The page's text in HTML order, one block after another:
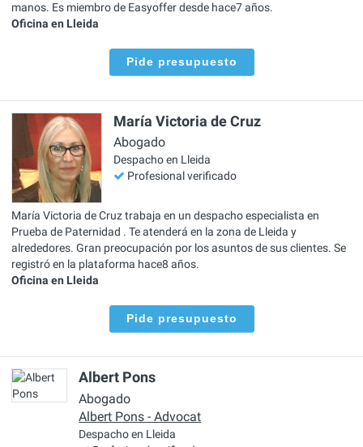
manos. Es miembro de Easyoffer desde hace7 años.
Oficina en Lleida
Pide presupuesto
María Victoria de Cruz
Abogado
Despacho en Lleida
Profesional verificado
María Victoria de Cruz trabaja en un despacho especialista en
Prueba de Paternidad . Te atenderá en la zona de Lleida y
alrededores. Gran preocupación por los asuntos de sus clientes. Se
registró en la plataforma hace8 años.
Oficina en Lleida
Pide presupuesto
Albert Pons
Abogado
Albert Pons - Advocat
Despacho en Lleida